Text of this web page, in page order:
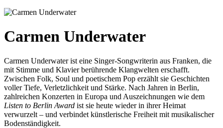
Carmen Underwater
Carmen Underwater ist eine Singer-Songwriterin aus Franken, die
mit Stimme und Klavier berührende Klangwelten erschafft.
Zwischen Folk, Soul und poetischem Pop erzählt sie Geschichten
voller Tiefe, Verletzlichkeit und Stärke. Nach Jahren in Berlin,
zahlreichen Konzerten in Europa und Auszeichnungen wie dem
Listen to Berlin Award ist sie heute wieder in ihrer Heimat
verwurzelt – und verbindet künstlerische Freiheit mit musikalischer
Bodenständigkeit.